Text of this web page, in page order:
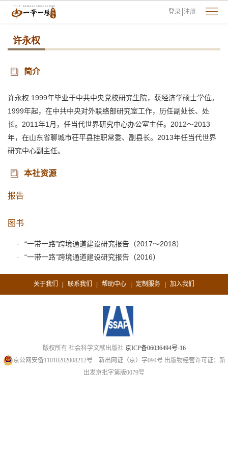
登录 注册
许永权
简介
许永权 1999年毕业于中共中央党校研究生院，获经济学硕士学位。
1999年起，在中共中央对外联络部研究室工作，历任副处长、处
长。2011年1月，任当代世界研究中心办公室主任。2012～2013
年，在山东省聊城市茌平县挂职常委、副县长。2013年任当代世界
研究中心副主任。
本社资源
报告
图书
“一带一路”跨境通道建设研究报告（2017～2018）
“一带一路”跨境通道建设研究报告（2016）
关于我们 | 联系我们 | 帮助中心 | 定制服务 | 加入我们
版权所有 社会科学文献出版社 京ICP备06036494号-16
京公网安备11010202008212号 新出网证（京）字094号 出版物经营许可证：新
出发京批字第版0079号